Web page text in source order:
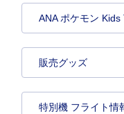
ANA ポケモン Kids
販売グッズ
特別機 フライト情